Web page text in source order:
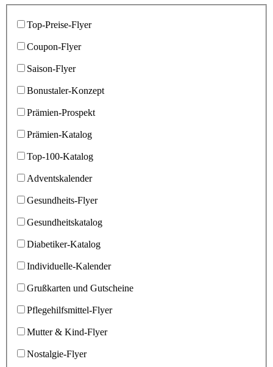
Top-Preise-Flyer
Coupon-Flyer
Saison-Flyer
Bonustaler-Konzept
Prämien-Prospekt
Prämien-Katalog
Top-100-Katalog
Adventskalender
Gesundheits-Flyer
Gesundheitskatalog
Diabetiker-Katalog
Individuelle-Kalender
Grußkarten und Gutscheine
Pflegehilfsmittel-Flyer
Mutter & Kind-Flyer
Nostalgie-Flyer